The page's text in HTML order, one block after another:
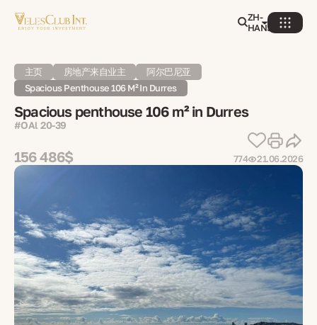
ZH-
HANS
主页 房地产来自业主
阿尔巴尼亚
Spacious Penthouse 106 M² In Durres
Spacious penthouse 106 m² in Durres
#OAl 20-39
156 486$ 774 21.06.2026